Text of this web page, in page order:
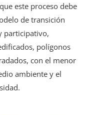
este proceso debe
de transición
participativo,
polígonos
con el menor
ambiente y el